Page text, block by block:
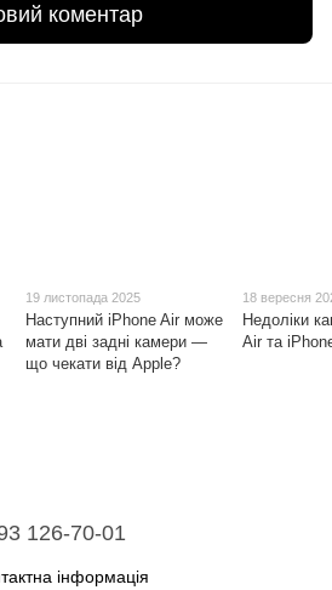
коментар
19 листопада 2025
Наступний iPhone Air може
мати дві задні камери —
що чекати від Apple?
18 вересня
Недоліки
Air та
126-70-01
інформація